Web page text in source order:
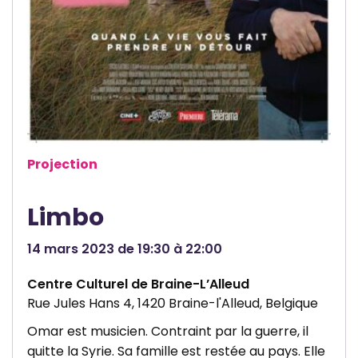
t
y
Projection
Limbo
14 mars 2023 de 19:30 à 22:00
Centre Culturel de Braine-L’Alleud
Rue Jules Hans 4, 1420 Braine-l'Alleud, Belgique
Omar est musicien. Contraint par la guerre, il
quitte la Syrie. Sa famille est restée au pays. Elle